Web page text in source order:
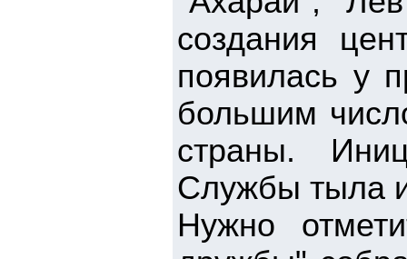
создания
появилась у
большим
страны.
Службы тыла
Нужно